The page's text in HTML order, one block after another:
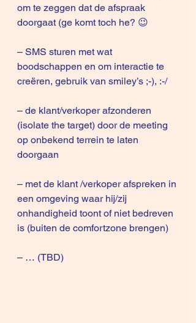
om te zeggen dat de afspraak
doorgaat (ge komt toch he? 😉
– SMS sturen met wat
boodschappen en om interactie te
creëren, gebruik van smiley’s ;-), :-/
– de klant/verkoper afzonderen
(isolate the target) door de meeting
op onbekend terrein te laten
doorgaan
– met de klant /verkoper afspreken in
een omgeving waar hij/zij
onhandigheid toont of niet bedreven
is (buiten de comfortzone brengen)
– … (TBD)